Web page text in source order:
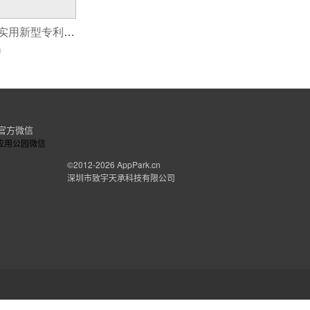
小程序开发申请实用新型专利(「二手车小程序开发」二手车小程序开发功能与方案)
方微信
©2012-2026 AppPark.cn
深圳市致宇天承科技有限公司